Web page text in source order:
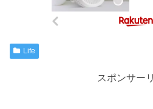
Life
スポンサー